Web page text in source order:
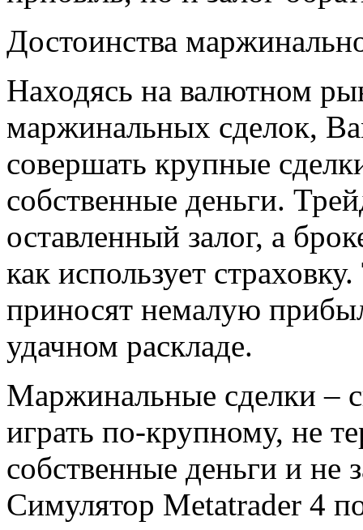
Достоинства
Находясь на валютном
маржинальных сделок,
совершать крупные
собственные деньги.
оставленный залог, а
как использует
приносят немалую
удачном раскладе.
Маржинальные сделки –
играть по-крупному, не
собственные деньги и не
Симулятор Metatrader 4